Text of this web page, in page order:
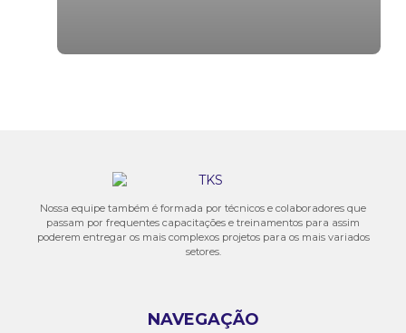
Nossa equipe também é formada por técnicos e colaboradores que
passam por frequentes capacitações e treinamentos para assim
poderem entregar os mais complexos projetos para os mais variados
setores.
NAVEGAÇÃO